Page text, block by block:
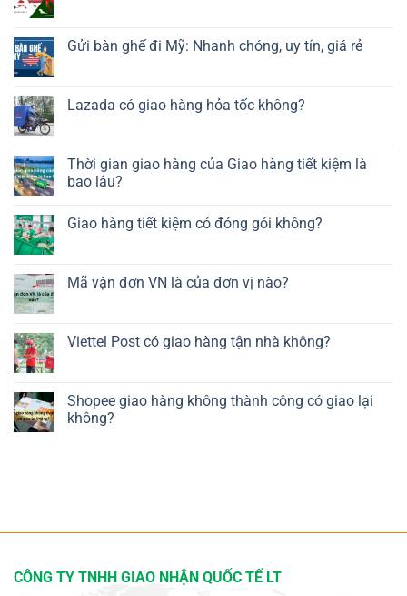
Gửi bàn ghế đi Mỹ: Nhanh chóng, uy tín, giá rẻ
Lazada có giao hàng hỏa tốc không?
Thời gian giao hàng của Giao hàng tiết kiệm là
bao lâu?
Giao hàng tiết kiệm có đóng gói không?
Mã vận đơn VN là của đơn vị nào?
Viettel Post có giao hàng tận nhà không?
Shopee giao hàng không thành công có giao lại
không?
CÔNG TY TNHH GIAO NHẬN QUỐC TẾ LT